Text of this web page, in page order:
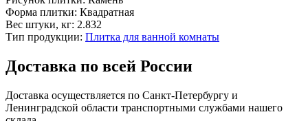
Форма плитки: Квадратная
Вес штуки, кг: 2.832
Тип продукции: Плитка для ванной комнаты
Доставка по всей России
Доставка осуществляется по Санкт-Петербургу и
Ленинградской области транспортными службами нашего